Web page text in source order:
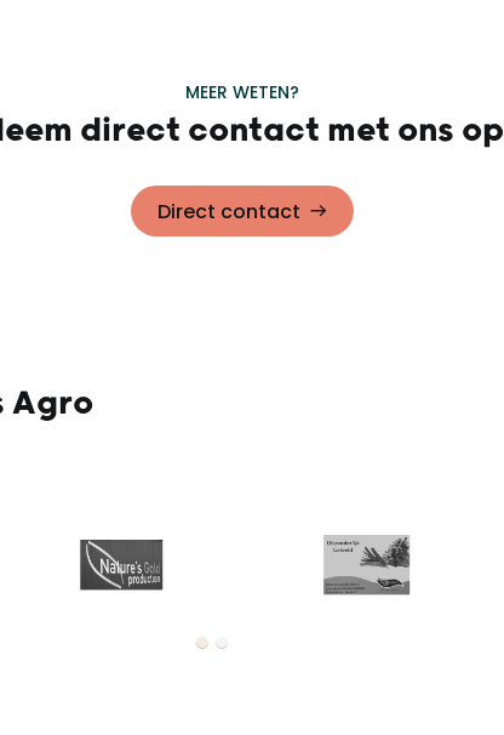
MEER WETEN?
direct contact met ons op
Direct contact
Agro